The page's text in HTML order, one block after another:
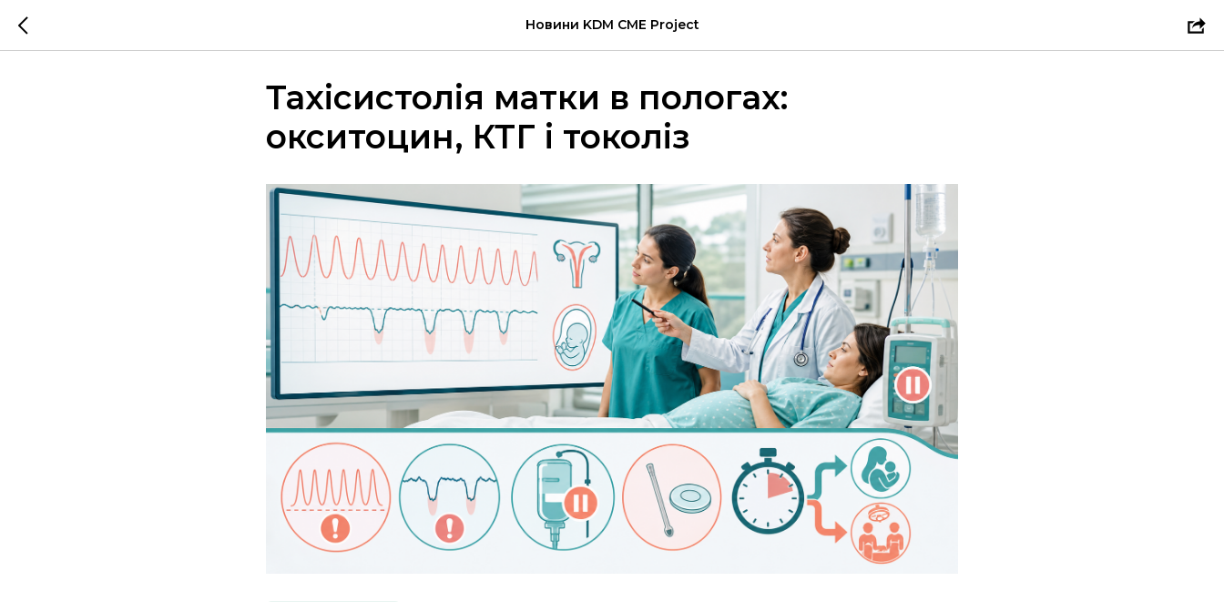
Новини KDM CME Project
Тахісистолія матки в пологах:
окситоцин, КТГ і токоліз